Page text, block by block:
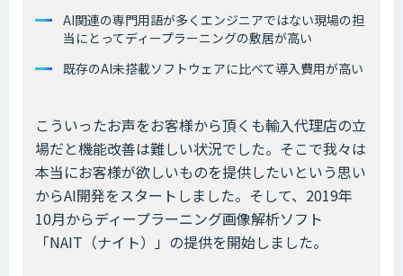
AI関連の専門用語が多くエンジニアではない現場の担
当にとってディープラーニングの敷居が高い
既存のAI未搭載ソフトウェアに比べて導入費用が高い
こういったお声をお客様から頂くも輸入代理店の立
場だと機能改善は難しい状況でした。そこで我々は
本当にお客様が欲しいものを提供したいという思い
からAI開発をスタートしました。そして、2019年
10月からディープラーニング画像解析ソフト
「NAIT（ナイト）」の提供を開始しました。